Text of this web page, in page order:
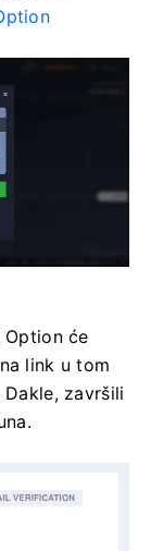
će
link u tom
završili